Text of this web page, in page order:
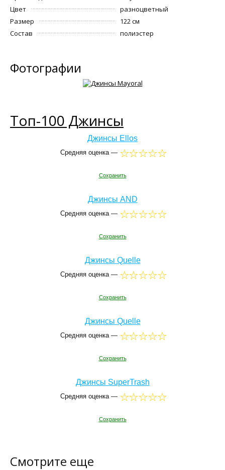
Цвет
разноцветный
Размер
122 см
Состав
полиэстер
Фотографии
Топ-100 Джинсы
Джинсы Ellos
Средняя оценка —
Сохранить
Джинсы AND
Средняя оценка —
Сохранить
Джинсы Quelle
Средняя оценка —
Сохранить
Джинсы Quelle
Средняя оценка —
Сохранить
Джинсы SuperTrash
Средняя оценка —
Сохранить
Смотрите еще